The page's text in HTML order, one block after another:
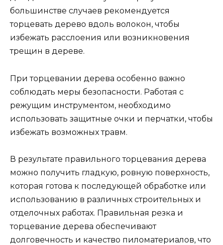
большинстве случаев рекомендуется
торцевать дерево вдоль волокон, чтобы
избежать расслоения или возникновения
трещин в дереве.
При торцевании дерева особенно важно
соблюдать меры безопасности. Работая с
режущим инструментом, необходимо
использовать защитные очки и перчатки, чтобы
избежать возможных травм.
В результате правильного торцевания дерева
можно получить гладкую, ровную поверхность,
которая готова к последующей обработке или
использованию в различных строительных и
отделочных работах. Правильная резка и
торцевание дерева обеспечивают
долговечность и качество пиломатериалов, что